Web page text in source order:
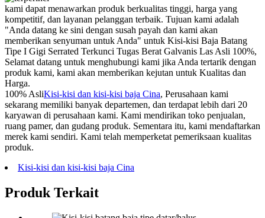
kami dapat menawarkan produk berkualitas tinggi, harga yang
kompetitif, dan layanan pelanggan terbaik. Tujuan kami adalah
"Anda datang ke sini dengan susah payah dan kami akan
memberikan senyuman untuk Anda" untuk Kisi-kisi Baja Batang
Tipe I Gigi Serrated Terkunci Tugas Berat Galvanis Las Asli 100%,
Selamat datang untuk menghubungi kami jika Anda tertarik dengan
produk kami, kami akan memberikan kejutan untuk Kualitas dan
Harga.
100% AsliKisi-kisi dan kisi-kisi baja Cina, Perusahaan kami
sekarang memiliki banyak departemen, dan terdapat lebih dari 20
karyawan di perusahaan kami. Kami mendirikan toko penjualan,
ruang pamer, dan gudang produk. Sementara itu, kami mendaftarkan
merek kami sendiri. Kami telah memperketat pemeriksaan kualitas
produk.
Kisi-kisi dan kisi-kisi baja Cina
Produk Terkait